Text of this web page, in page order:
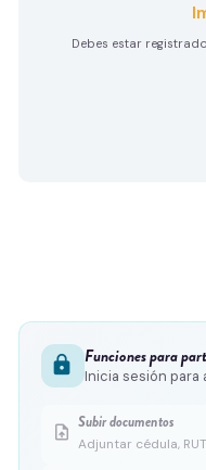
Debes estar
lock Funciones para
Inicia sesión para
upload_file Subir documentos
Adjuntar cédula,